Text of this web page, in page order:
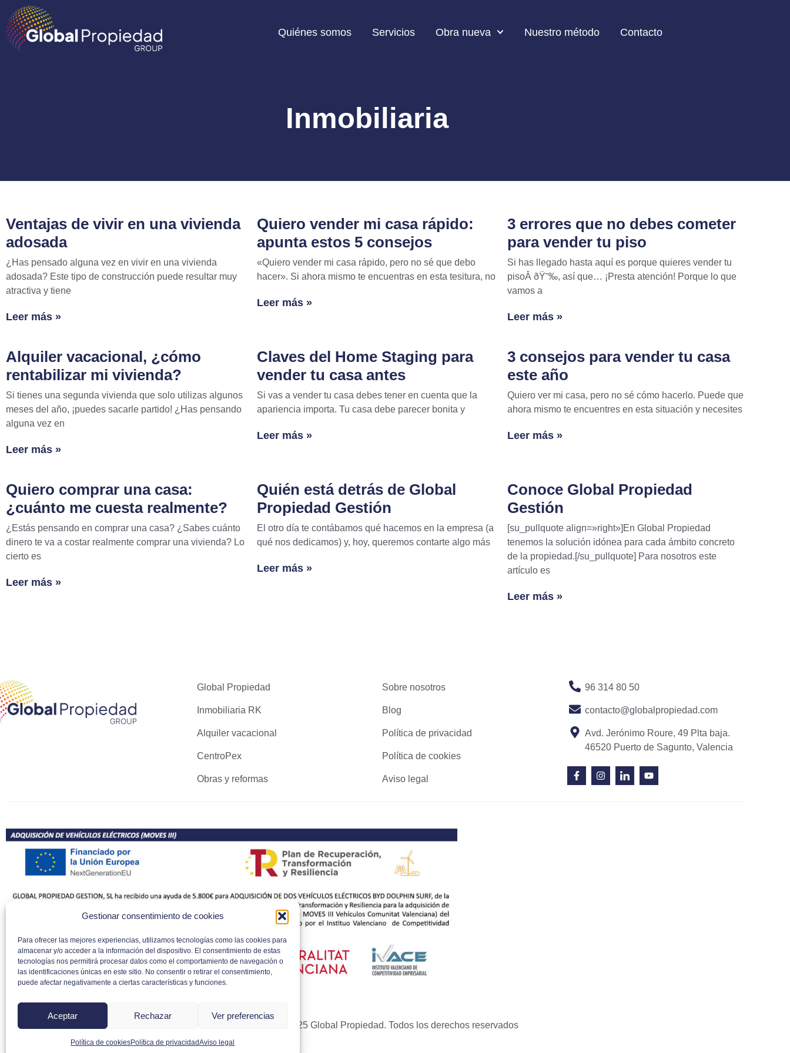
Gestionar consentimiento de cookies
Para ofrecer las mejores experiencias, utilizamos tecnologías como las cookies para
almacenar y/o acceder a la información del dispositivo. El consentimiento de estas
tecnologías nos permitirá procesar datos como el comportamiento de navegación o
las identificaciones únicas en este sitio. No consentir o retirar el consentimiento,
puede afectar negativamente a ciertas características y funciones.
Aceptar Rechazar Ver preferencias
Política de cookiesPolítica de privacidadAviso legal
Quiénes somos Servicios Obra nueva Nuestro método Contacto
Inmobiliaria
Ventajas de vivir en una vivienda
adosada
¿Has pensado alguna vez en vivir en una vivienda
adosada? Este tipo de construcción puede resultar muy
atractiva y tiene
Leer más »
Quiero vender mi casa rápido:
apunta estos 5 consejos
«Quiero vender mi casa rápido, pero no sé que debo
hacer». Si ahora mismo te encuentras en esta tesitura, no
Leer más »
3 errores que no debes cometer
para vender tu piso
Si has llegado hasta aquí es porque quieres vender tu
pisoÂ ðŸ˜‰, así que… ¡Presta atención! Porque lo que
vamos a
Leer más »
Alquiler vacacional, ¿cómo
rentabilizar mi vivienda?
Si tienes una segunda vivienda que solo utilizas algunos
meses del año, ¡puedes sacarle partido! ¿Has pensando
alguna vez en
Leer más »
Claves del Home Staging para
vender tu casa antes
Si vas a vender tu casa debes tener en cuenta que la
apariencia importa. Tu casa debe parecer bonita y
Leer más »
3 consejos para vender tu casa
este año
Quiero ver mi casa, pero no sé cómo hacerlo. Puede que
ahora mismo te encuentres en esta situación y necesites
Leer más »
Quiero comprar una casa:
¿cuánto me cuesta realmente?
¿Estás pensando en comprar una casa? ¿Sabes cuánto
dinero te va a costar realmente comprar una vivienda? Lo
cierto es
Leer más »
Quién está detrás de Global
Propiedad Gestión
El otro día te contábamos qué hacemos en la empresa (a
qué nos dedicamos) y, hoy, queremos contarte algo más
Leer más »
Conoce Global Propiedad
Gestión
[su_pullquote align=»right»]En Global Propiedad
tenemos la solución idónea para cada ámbito concreto
de la propiedad.[/su_pullquote] Para nosotros este
artículo es
Leer más »
Global Propiedad
Inmobiliaria RK
Alquiler vacacional
CentroPex
Obras y reformas
Sobre nosotros
Blog
Política de privacidad
Política de cookies
Aviso legal
96 314 80 50
contacto@globalpropiedad.com
Avd. Jerónimo Roure, 49 Plta baja.
46520 Puerto de Sagunto, Valencia
Copyright © 2025 Global Propiedad. Todos los derechos reservados